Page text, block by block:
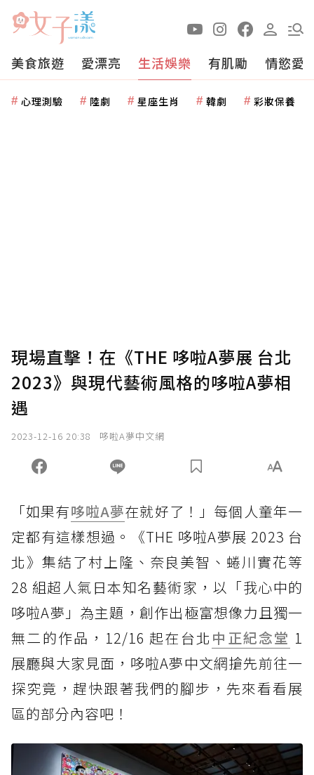
美食旅遊 愛漂亮 生活娛樂 有肌勵 情慾愛
心理測驗 陸劇 星座生肖 韓劇 彩妝保養
現場直擊！在《THE 哆啦A夢展 台北
2023》與現代藝術風格的哆啦A夢相
遇
2023-12-16 20:38 哆啦A夢中文網
「如果有哆啦A夢在就好了！」每個人童年一
定都有這樣想過。《THE 哆啦A夢展 2023 台
北》集結了村上隆、奈良美智、蜷川實花等
28 組超人氣日本知名藝術家，以「我心中的
哆啦A夢」為主題，創作出極富想像力且獨一
無二的作品，12/16 起在台北 中正紀念堂 1
展廳與大家見面，哆啦A夢中文網搶先前往一
探究竟，趕快跟著我們的腳步，先來看看展
區的部分內容吧！